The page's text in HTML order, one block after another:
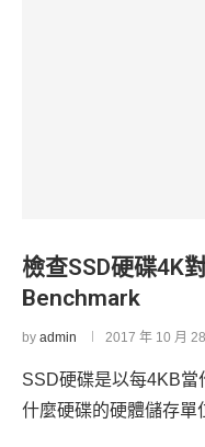
檢查SSD硬碟4K
Benchmark
by admin 2017 年 10 月
SSD硬碟是以每4KB當
什麼硬碟的硬體儲存單